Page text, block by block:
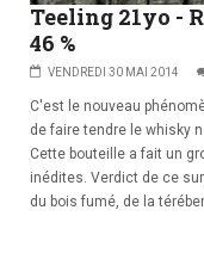
Teeling 21yo -
46 %
VENDREDI 30 MAI 2014
C'est le nouveau
de faire tendre le whisky
Cette bouteille a fait un
inédites. Verdict de ce
du bois fumé, de la